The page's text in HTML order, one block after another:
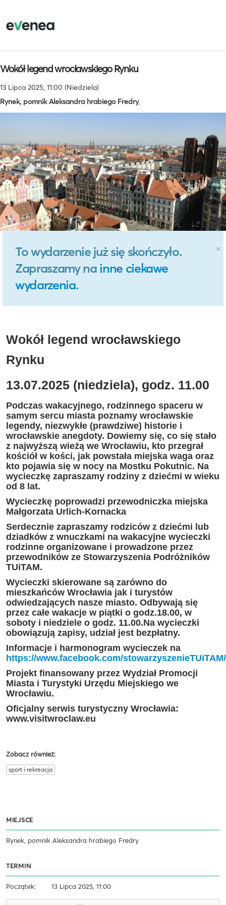
Wokół legend wrocławskiego Rynku
13 Lipca 2025, 11:00 (Niedziela)
Rynek, pomnik Aleksandra hrabiego Fredry,
×
To wydarzenie już się skończyło.
Zapraszamy na inne ciekawe
wydarzenia.
Wokół legend wrocławskiego
Rynku
13.07.2025 (niedziela), godz. 11.00
Podczas wakacyjnego, rodzinnego spaceru w
samym sercu miasta poznamy wrocławskie
legendy, niezwykłe (prawdziwe) historie i
wrocławskie anegdoty. Dowiemy się, co się stało
z najwyższą wieżą we Wrocławiu, kto przegrał
kościół w kości, jak powstała miejska waga oraz
kto pojawia się w nocy na Mostku Pokutnic. Na
wycieczkę zapraszamy rodziny z dziećmi w wieku
od 8 lat.
Wycieczkę poprowadzi przewodniczka miejska
Małgorzata Urlich-Kornacka
Serdecznie zapraszamy rodziców z dziećmi lub
dziadków z wnuczkami na wakacyjne wycieczki
rodzinne organizowane i prowadzone przez
przewodników ze Stowarzyszenia Podróżników
TUiTAM.
Wycieczki skierowane są zarówno do
mieszkańców Wrocławia jak i turystów
odwiedzających nasze miasto. Odbywają się
przez całe wakacje w piątki o godz.18.00, w
soboty i niedziele o godz. 11.00.Na wycieczki
obowiązują zapisy, udział jest bezpłatny.
Informacje i harmonogram wycieczek na
https://www.facebook.com/stowarzyszenieTUiTAM/
Projekt finansowany przez Wydział Promocji
Miasta i Turystyki Urzędu Miejskiego we
Wrocławiu.
Oficjalny serwis turystyczny Wrocławia:
www.visitwroclaw.eu
Zobacz również:
sport i rekreacja
MIEJSCE
Rynek, pomnik Aleksandra hrabiego Fredry
TERMIN
Początek: 13 Lipca 2025, 11:00